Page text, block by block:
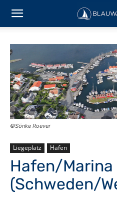
©Sönke Roever
Liegeplatz Hafen
Hafen/Marina
(Schweden/